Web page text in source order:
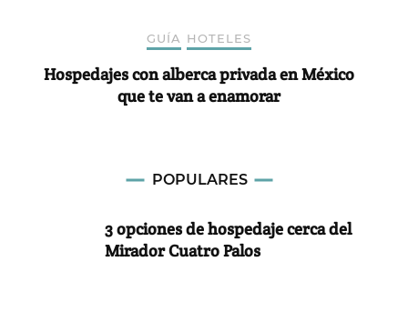
GUÍA HOTELES
Hospedajes con alberca privada en México
que te van a enamorar
POPULARES
3 opciones de hospedaje cerca del
Mirador Cuatro Palos